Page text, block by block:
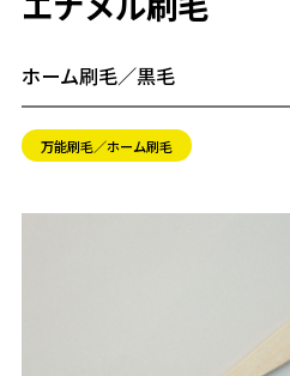
ホーム刷毛／黒毛
万能刷毛／ホーム刷毛